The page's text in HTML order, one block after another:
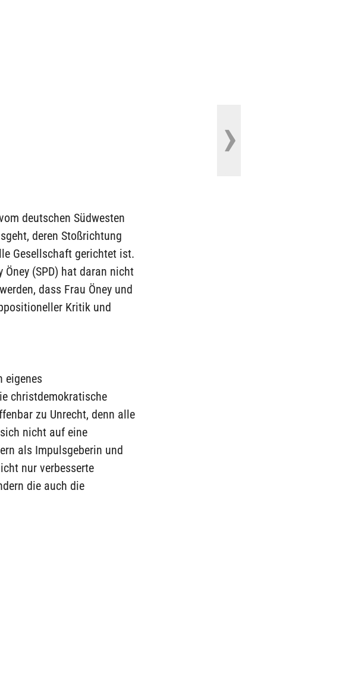
deutschen Südwesten
deren Stoßrichtung
Gesellschaft gerichtet ist.
(SPD) hat daran nicht
dass Frau Öney und
Kritik und
eigenes
christdemokratische
zu Unrecht, denn alle
nicht auf eine
als Impulsgeberin und
nur verbesserte
die auch die